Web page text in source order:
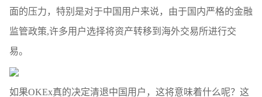
面的压力，特别是对于中国用户来说，由于国内严格的金融
监管政策,许多用户选择将资产转移到海外交易所进行交
易。
如果OKEx真的决定清退中国用户，这将意味着什么呢？这